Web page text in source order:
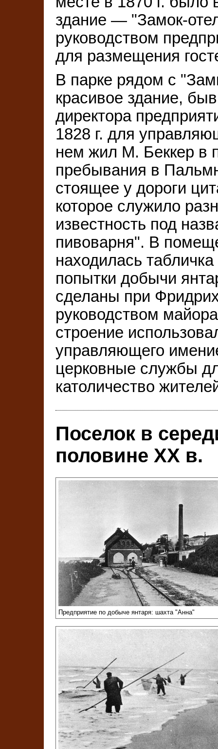
здание — "Замок-
руководством
для размещения
В парке рядом с
красивое здание,
директора
1828 г. для
нем жил М. Беккер в
пребывания в
стоящее у дороги
которое служило
известность под
пивоварня". В
находилась
попытки добычи
сделаны при
руководством
строение
управляющего
церковные службы
католичество
Поселок в
половине ХХ в.
Предприятие по добыче янтаря: шахта "Анна"